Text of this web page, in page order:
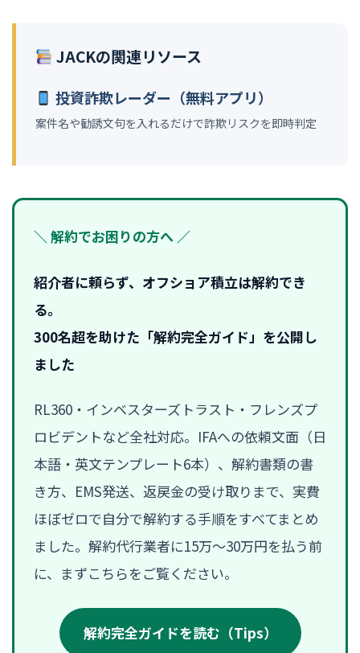
JACKの関連リソース
投資詐欺レーダー（無料アプリ）
案件名や勧誘文句を入れるだけで詐欺リスクを即時判定
＼ 解約でお困りの方へ ／
紹介者に頼らず、オフショア積立は解約でき
る。
300名超を助けた「解約完全ガイド」を公開し
ました
RL360・インベスターズトラスト・フレンズプ
ロビデントなど全社対応。IFAへの依頼文面（日
本語・英文テンプレート6本）、解約書類の書
き方、EMS発送、返戻金の受け取りまで、実費
ほぼゼロで自分で解約する手順をすべてまとめ
ました。解約代行業者に15万〜30万円を払う前
に、まずこちらをご覧ください。
解約完全ガイドを読む（Tips）